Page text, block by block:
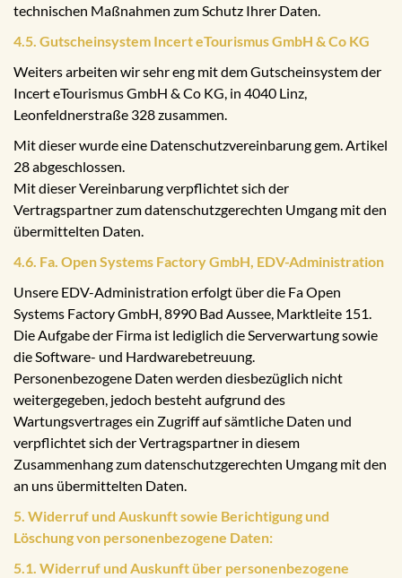
technischen Maßnahmen zum Schutz Ihrer Daten.
4.5. Gutscheinsystem Incert eTourismus GmbH & Co KG
Weiters arbeiten wir sehr eng mit dem Gutscheinsystem der
Incert eTourismus GmbH & Co KG, in 4040 Linz,
Leonfeldnerstraße 328 zusammen.
Mit dieser wurde eine Datenschutzvereinbarung gem. Artikel
28 abgeschlossen.
Mit dieser Vereinbarung verpflichtet sich der
Vertragspartner zum datenschutzgerechten Umgang mit den
übermittelten Daten.
4.6. Fa. Open Systems Factory GmbH, EDV-Administration
Unsere EDV-Administration erfolgt über die Fa Open
Systems Factory GmbH, 8990 Bad Aussee, Marktleite 151.
Die Aufgabe der Firma ist lediglich die Serverwartung sowie
die Software- und Hardwarebetreuung.
Personenbezogene Daten werden diesbezüglich nicht
weitergegeben, jedoch besteht aufgrund des
Wartungsvertrages ein Zugriff auf sämtliche Daten und
verpflichtet sich der Vertragspartner in diesem
Zusammenhang zum datenschutzgerechten Umgang mit den
an uns übermittelten Daten.
5. Widerruf und Auskunft sowie Berichtigung und
Löschung von personenbezogene Daten:
5.1. Widerruf und Auskunft über personenbezogene